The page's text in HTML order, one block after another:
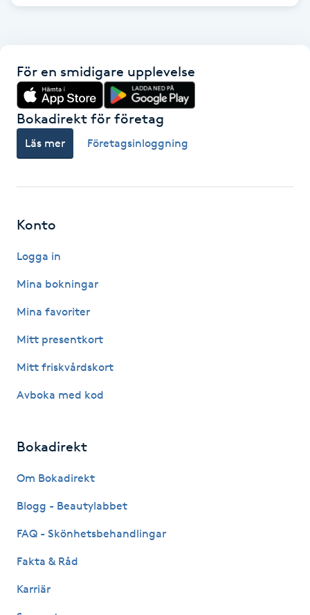
Föning
Gelenaglar
Gellack
Gravidmassage
Gravidyoga
Gua Sha-massage
Hatha Yoga
Herrklippning
Hollywood Peel
För en smidigare upplevelse
Bokadirekt för företag
Läs mer Företagsinloggning
Konto
Logga in
Mina bokningar
Mina favoriter
Mitt presentkort
Mitt friskvårdskort
Avboka med kod
Bokadirekt
Om Bokadirekt
Blogg - Beautylabbet
FAQ - Skönhetsbehandlingar
Fakta & Råd
Karriär